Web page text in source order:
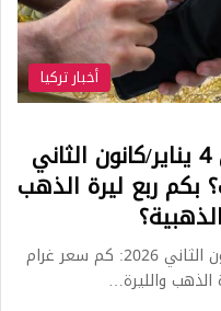
أخبار تركيا
أسعار الذهب المباشرة في 4 يناير/كانون الثاني
بكم ربع ليرة الذهب
أسعار الذهب المباشرة في 4 يناير/كانون الثاني 2026: كم سعر غرام
والليرة…